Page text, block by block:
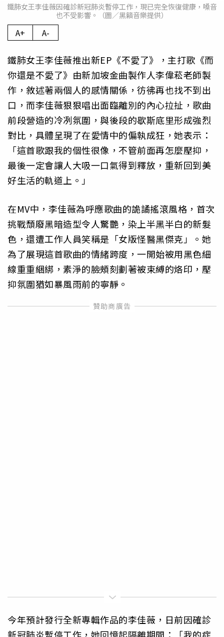
鐵肺女王李佳薇因確診新冠肺炎暫停工作，現已完全恢復健康，嗓音
也不受影響。（圖／黑籟音樂提供）
A+ A-
鐵肺女王李佳薇推出新EP《不愛了》，主打歌《而
你還是不愛了》由新加坡金曲製作人李偉菘老師製
作，敘述著兩個人的感情關係，彷彿再也找不到出
口，而李佳薇狠狠唱出面臨離別的內心拉扯，歌曲
前段營造的冷冽氛圍，與後段的歇斯底里形成強烈
對比，具體呈現了在愛情中的偏執成狂，她表示：
「這首歌跟我的個性很像，不管前面再怎麼壓抑，
最後一定會讓人大吸一口氣得到釋放，重新回到美
好生活的軌道上。」
在MV中，李佳薇為呼應歌曲的詭譎搖滾風格，首次
挑戰頹廢黑暗造型令人驚艷，染上半黑半白的新髮
色，還遭工作人員笑稱是「女版怪醫黑傑克」。她
為了展現這首歌曲的情緒跨度，一開始被用黑色細
線重重綑綁，素淨的臉頰刻劃著被束縛的烙印，壓
抑氛圍猶如暴風雨前的寧靜。
今年預計發行全新專輯作品的李佳薇，日前因確診